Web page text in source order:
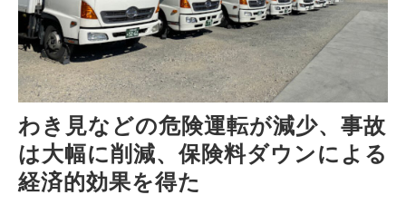
わき見などの危険運転が減少、事故
は大幅に削減、保険料ダウンによる
経済的効果を得た